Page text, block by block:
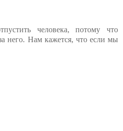
человека, потому что
него. Нам кажется, что если мы